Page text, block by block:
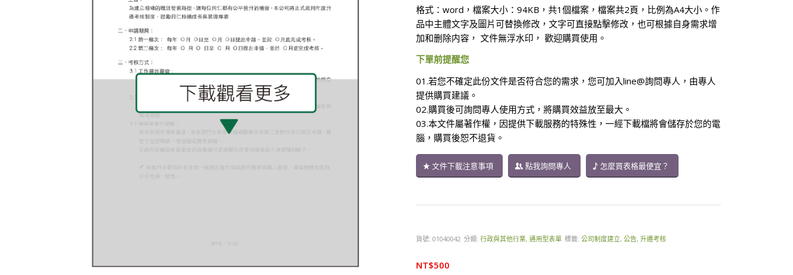
格式：word，檔案大小：94KB，共1個檔案，檔案共2頁，比例為A4大小。作
品中主體文字及圖片可替換修改，文字可直接點擊修改，也可根據自身需求增
加和删除内容， 文件無浮水印， 歡迎購買使用。
下單前提醒您
01.若您不確定此份文件是否符合您的需求，您可加入line@詢問專人，由專人
提供購買建議。
02.購買後可詢問專人使用方式，將購買效益放至最大。
03.本文件屬著作權，因提供下載服務的特殊性，一經下載檔將會儲存於您的電
腦，購買後恕不退貨。
文件下載注意事項 點我詢問專人 怎麼買表格最便宜？
貨號: 01040042 分類: 行政與其他行業, 通用型表單 標籤: 公司制度建立, 公告, 升遷考核
NT$500